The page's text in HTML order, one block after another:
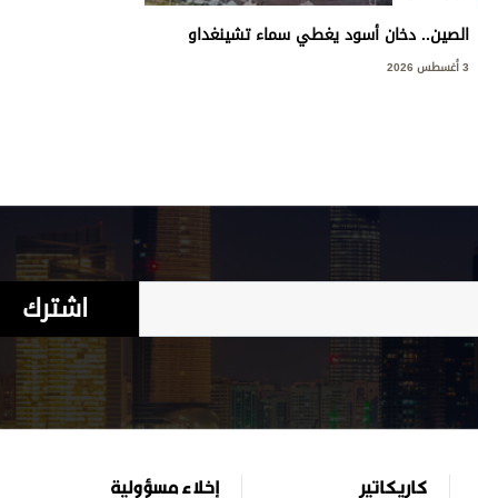
الصين.. دخان أسود يغطي سماء تشينغداو
3 أغسطس 2026
اشترك
كاريكاتير إخلاء مسؤولية